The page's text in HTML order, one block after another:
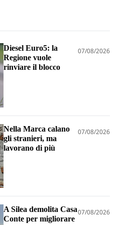
Diesel Euro5: la
Regione vuole
rinviare il blocco
07/08/2026
Nella Marca calano
gli stranieri, ma
lavorano di più
07/08/2026
A Silea demolita Casa
Conte per migliorare
07/08/2026